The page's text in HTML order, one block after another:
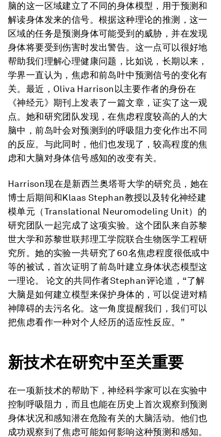
脑的这一区域建立了不同的身体模型，用于预测和
解读身体发来的信号。根据这种理论的推测，这一
区域的任务是预测身体可能受到的威胁，并在发现
身体将要受到伤害时发出警告。这一点可以很好地
帮助我们理解心理健康问题，比如说，长期以来，
学界一直认为，焦虑和前岛叶中预测信号的变化有
关。最近，Oliva Harrison以主要作者的身份在
《神经元》期刊上发表了一篇文章，证实了这一观
点。她和研究团队发现，在焦虑程度较高的人的大
脑中，前岛叶会对预测到的呼吸阻力变化作出不同
的反应。与此同时，他们也发现了，较高程度的焦
虑和大脑对身体信号感知的改变有关。
Harrison现在是新西兰奥塔哥大学的研究员，她在
博士后期间和Klaas Stephan教授以及转化神经建
模单元（Translational Neuromodeling Unit）的
研究团队一起完成了这项实验。这个团队来自苏黎
世大学和苏黎世联邦理工学院联合生物医学工程研
究所。她的实验一共研究了60名焦虑程度很低或中
等的被试，首次证明了前岛叶建立身体状态模型这
一理论。 论文的共同作者Stephan评论道，“了解
大脑是如何建立模型来保护身体的，可以促进对精
神障碍的去污名化。这一角度提醒我们，我们可以
把焦虑看作一种对个人经历的适应性反应。”
新技术在研究中至关重要
在一项新技术的帮助下，神经科学家可以在实验中
控制呼吸阻力，而且也能在历史上首次观察到预测
身体状况和感知潜在危险有关的大脑活动。他们也
成功观察到了焦虑可能如何影响这种预测和感知。